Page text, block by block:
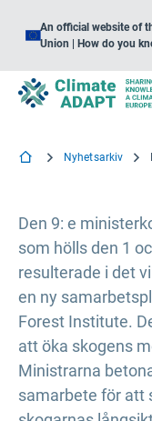
An official website of
Union | How do you
Nyhetsarkiv
Den 9: e
som hölls den 1
resulterade i det
en ny
Forest Institute.
att öka skogens
Ministrarna
samarbete för att